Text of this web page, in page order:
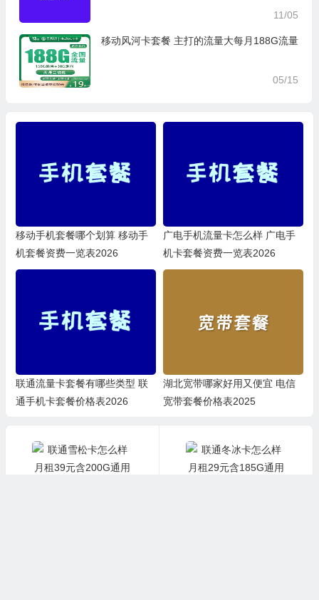
11/05
移动风河卡套餐 主打的流量大每月188G流量
05/15
移动手机套餐哪个划算 移动手
机套餐资费一览表2026
广电手机流量卡怎么样 广电手
机卡套餐资费一览表2026
联通流量卡套餐有哪些类型 联
通手机卡套餐价格表2026
湖北宽带哪家好用又便宜 电信
宽带套餐价格表2025